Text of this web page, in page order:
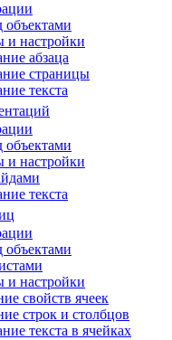
объектами
и настройки
абзаца
страницы
текста
объектами
и настройки
текста
объектами
и настройки
свойств ячеек
строк и столбцов
текста в ячейках